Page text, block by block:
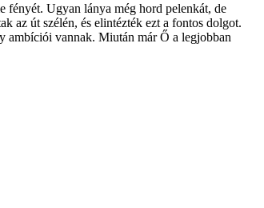
fényét. Ugyan lánya még hord pelenkát, de
az út szélén, és elintézték ezt a fontos dolgot.
ambíciói vannak. Miután már Ő a legjobban